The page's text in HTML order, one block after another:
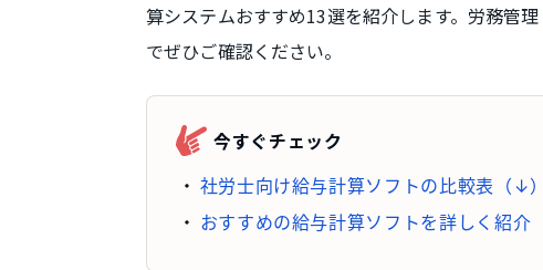
算システムおすすめ13選を紹介します。労務管
でぜひご確認ください。
今すぐチェック
社労士向け給与計算ソフトの比較表（↓）
おすすめの給与計算ソフトを詳しく紹介